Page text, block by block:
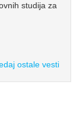
studija za
ostale vesti